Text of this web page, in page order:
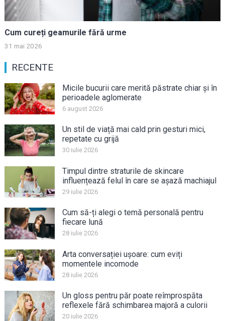
Cum cureți geamurile fără urme
31 mai 2026
RECENTE
Micile bucurii care merită păstrate chiar și în
perioadele aglomerate
6 august 2026
Un stil de viață mai cald prin gesturi mici,
repetate cu grijă
30 iulie 2026
Timpul dintre straturile de skincare
influențează felul în care se așază machiajul
29 iulie 2026
Cum să-ți alegi o temă personală pentru
fiecare lună
28 iulie 2026
Arta conversației ușoare: cum eviți
momentele incomode
28 iulie 2026
Un gloss pentru păr poate reîmprospăta
reflexele fără schimbarea majoră a culorii
20 iulie 2026